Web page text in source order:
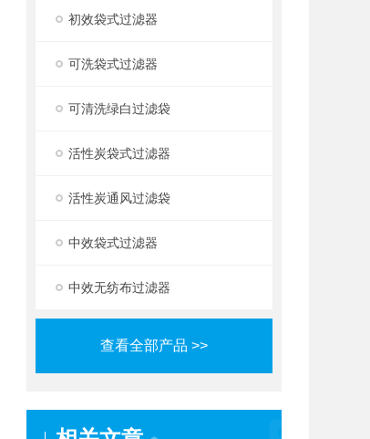
初效袋式过滤器
可洗袋式过滤器
可清洗绿白过滤袋
活性炭袋式过滤器
活性炭通风过滤袋
中效袋式过滤器
中效无纺布过滤器
查看全部产品 >>